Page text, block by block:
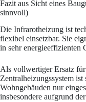
Fazit aus Sicht eines
sinnvoll)
Die Infrarotheizung ist
flexibel einsetzbar. Sie
in sehr energieeffizienten
Als vollwertiger Ersatz
Zentralheizungssystem
Wohngebäuden nur
insbesondere aufgrund